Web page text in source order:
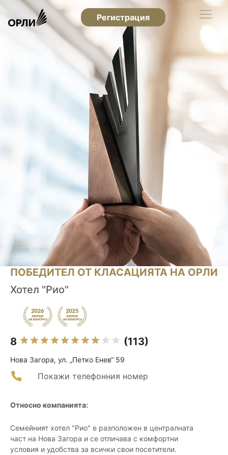
Регистрация
ПОБЕДИТЕЛ ОТ КЛАСАЦИЯТА НА ОРЛИ
Хотел "Рио"
8 (113)
Нова Загора, ул. „Петко Енев“ 59
Покажи телефонния номер
Относно компанията:
Семейният хотел "Рио" е разположен в централната
част на Нова Загора и се отличава с комфортни
условия и удобства за всички свои посетители.